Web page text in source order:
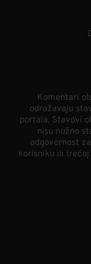
Komentari
odražavaju
portala. Stavovi
nisu nužno
odgovornost
korisniku ili trećoj